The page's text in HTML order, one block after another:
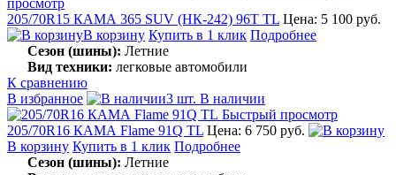
205/70R15 КАМА 365 SUV (НК-242) 96T TL Цена: 5 100 руб.
В корзину Купить в 1 клик Подробнее
Сезон (шины): Летние
Вид техники: легковые автомобили
К сравнению
В избранное
3 шт. В наличии
Быстрый просмотр
205/70R16 КАМА Flame 91Q TL Цена: 6 750 руб.
В корзину Купить в 1 клик Подробнее
Сезон (шины): Летние